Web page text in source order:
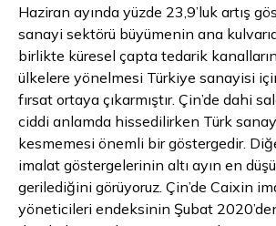
Haziran ayında yüzde 23,9’luk artış
sanayi sektörü büyümenin ana
birlikte küresel çapta tedarik
ülkelere yönelmesi Türkiye sanayisi
fırsat ortaya çıkarmıştır. Çin’de dahi
ciddi anlamda hissedilirken Türk
kesmemesi önemli bir göstergedir.
imalat göstergelerinin altı ayın en
gerilediğini görüyoruz. Çin’de Caixin
yöneticileri endeksinin Şubat